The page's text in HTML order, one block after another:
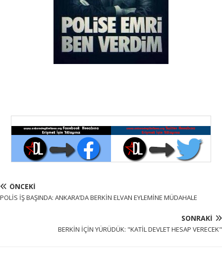
ÖNCEKI
POLİS İŞ BAŞINDA: ANKARA’DA BERKİN ELVAN EYLEMİNE MÜDAHALE
SONRAKI
BERKİN İÇİN YÜRÜDÜK: "KATİL DEVLET HESAP VERECEK"